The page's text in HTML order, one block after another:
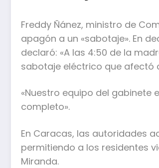
Freddy Ñánez, ministro de
apagón a un «sabotaje». En
declaró: «A las 4:50 de la
sabotaje eléctrico que afectó
«Nuestro equipo del
completo».
En Caracas, las autoridades
permitiendo a los residentes
Miranda.